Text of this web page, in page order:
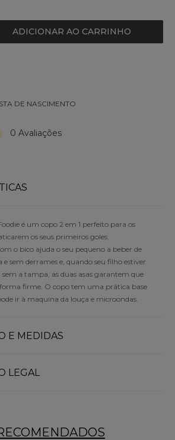
ADICIONAR AO CARRINHO
DE NASCIMENTO
0 Avaliações
é um copo 2 em 1 perfeito para os
os seus primeiros goles.
o bico ajuda o seu pequeno a beber de
sem derrames e, quando seu filho estiver
a tampa, as duas asas garantem que
firme. O copo tem uma prática base
ir à maquina da louça e microondas.
E MEDIDAS
LEGAL